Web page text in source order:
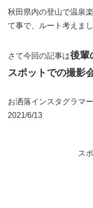
秋田県内の登山で温泉
て事で、ルート考えまし
さて今回の記事は後輩
スポットでの撮影
お洒落インスタグラマ
2021/6/13
ス